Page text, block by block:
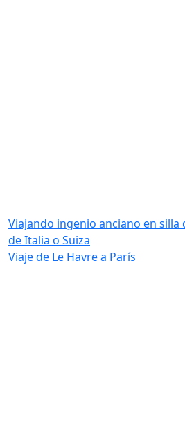
Viajando ingenio anciano en
de Italia o Suiza
Viaje de Le Havre a París